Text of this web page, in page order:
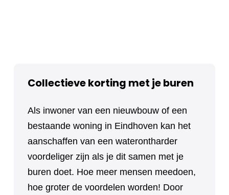
Collectieve korting met je buren
Als inwoner van een nieuwbouw of een
bestaande woning in Eindhoven kan het
aanschaffen van een waterontharder
voordeliger zijn als je dit samen met je
buren doet. Hoe meer mensen meedoen,
hoe groter de voordelen worden! Door